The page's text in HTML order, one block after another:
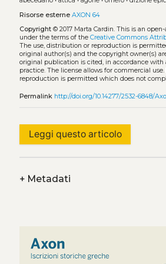
Risorse esterne AXON 64
Copyright© 2017 Marta Cardin. This is an
under the terms of the Creative Commons
The use, distribution or reproduction is
original author(s) and the copyright owner(s)
original publication is cited, in accordance with
practice. The license allows for commercial
reproduction is permitted which does not
Permalink http://doi.org/10.14277/2532-6848/
Leggi questo articolo
+Metadati